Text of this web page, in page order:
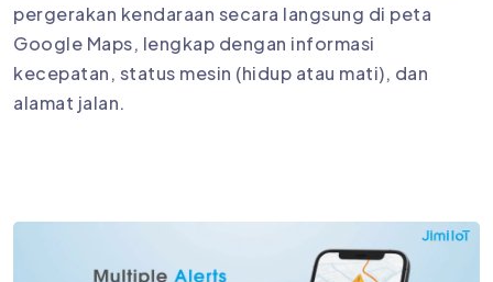
pergerakan kendaraan secara langsung di peta
Google Maps, lengkap dengan informasi
kecepatan, status mesin (hidup atau mati), dan
alamat jalan.